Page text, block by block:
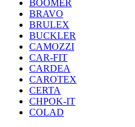
BOOMER
BRAVO
BRULEX
BUCKLER
CAMOZZI
CAR-FIT
CARDEA
CAROTEX
CERTA
CHPOK-IT
COLAD